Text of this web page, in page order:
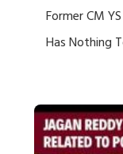
Former CM
Has Nothing